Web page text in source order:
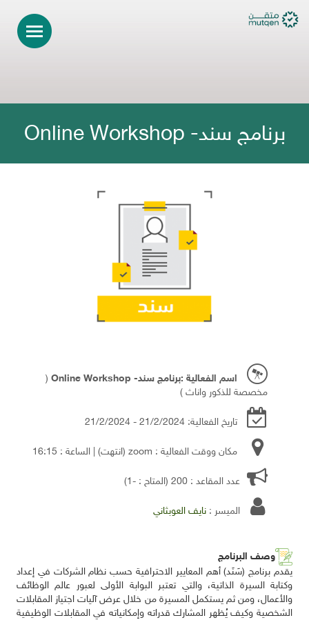
برنامج سند- Online Workshop
اسم الفعالية :برنامج سند- Online Workshop
(
مخصصة للذكور واناث )
تاريخ الفعالية: 21/2/2024 - 21/2/2024
مكان ووقت الفعالية : zoom (انتهت) | الساعة : 16:15
عدد المقاعد : 200 (المتاح : -1)
الميسر : نايف العوبثاني
وصف البرنامج
يقدم برنامج (سَنَد) أهم المعايير الاحترافية حسب نظام الشركات في إعداد
وكتابة السيرة الذاتية، والتي تعتبر البوابة الأولى لعبور عالم الوظائف
والأعمال، ومن ثم يستكمل المسيرة من خلال عرض آليات اجتياز المقابلات
الشخصية وكيف يُظهر المشارك قدراته وإمكانياته في المقابلات الوظيفية